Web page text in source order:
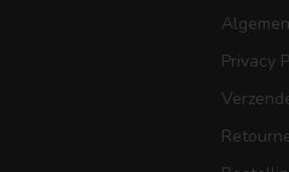
Privacy